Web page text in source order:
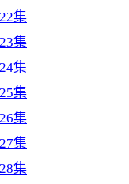
集
集
集
集
集
集
集